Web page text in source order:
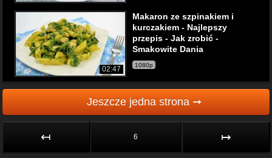
02:47
Makaron ze szpinakiem i
kurczakiem - Najlepszy
przepis - Jak zrobić -
Smakowite Dania
1080p
Jeszcze jedna strona ➞
↤ 6 ↦